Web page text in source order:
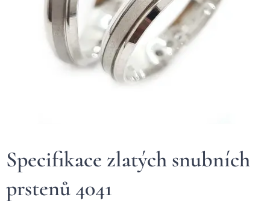
Specifikace zlatých snubních
prstenů 4041